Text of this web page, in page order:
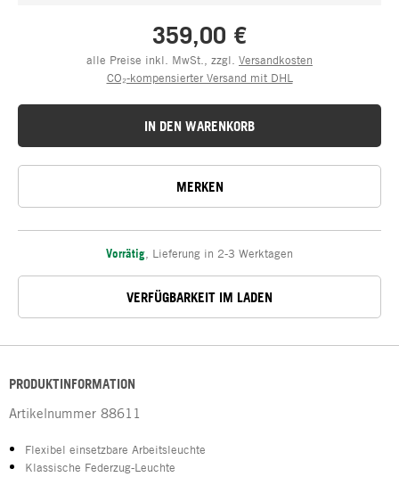
359,00 €
alle Preise inkl. MwSt., zzgl. Versandkosten
CO₂-kompensierter Versand mit DHL
IN DEN WARENKORB
MERKEN
Vorrätig Lieferung in 2-3 Werktagen
VERFÜGBARKEIT IM LADEN
PRODUKTINFORMATION
Artikelnummer 88611
Flexibel einsetzbare Arbeitsleuchte
Klassische Federzug-Leuchte